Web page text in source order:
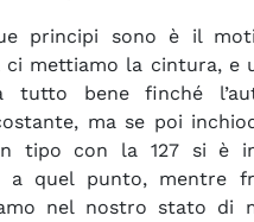
principi sono è il
ci mettiamo la cintura, e
tutto bene finché
ma se poi
tipo con la 127 si è
a quel punto, mentre
nel nostro stato di